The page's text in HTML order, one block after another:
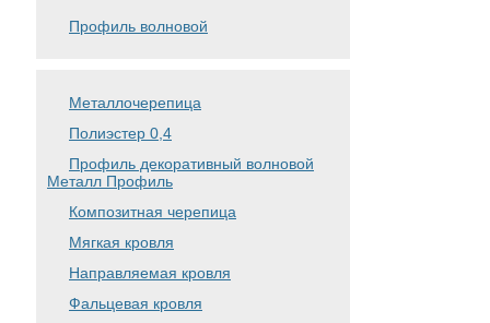
Профиль волновой
Металлочерепица
Полиэстер 0,4
Профиль декоративный волновой
Металл Профиль
Композитная черепица
Мягкая кровля
Направляемая кровля
Фальцевая кровля